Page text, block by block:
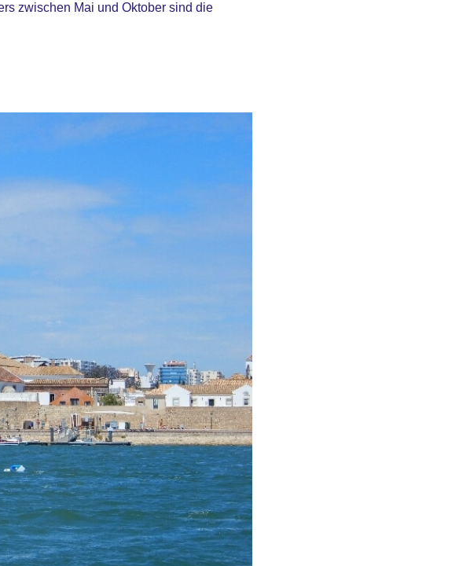
zwischen Mai und Oktober sind die